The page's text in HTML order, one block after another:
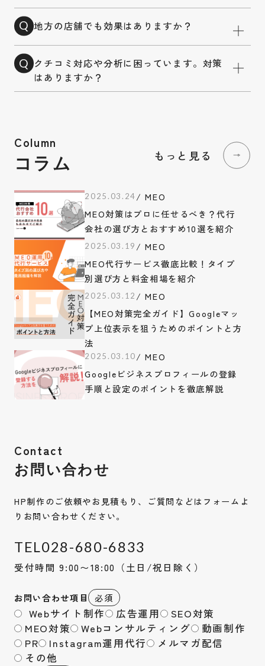
Q 地方の店舗でも効果はありますか？
Q クチコミ対応や分析に困っています。対策
はありますか？
Column
コラム もっと見る
2025.03.24/ MEO
MEO対策はプロに任せるべき？代行
会社の選び方とおすすめ10選を紹介
2025.03.19 / MEO
MEO代行サービス徹底比較！タイプ
別選び方と料金相場を紹介
2025.03.12 / MEO
【MEO対策完全ガイド】Googleマッ
プ上位表示を狙うためのポイントと方
法
2025.03.10/ MEO
Googleビジネスプロフィールの登録
手順と設定のポイントを徹底解説
Contact
お問い合わせ
HP制作のご依頼やお見積もり、ご質問などはフォームよ
りお問い合わせください。
TEL 028-680-6833
受付時間 9:00〜18:00（土日/祝日除く）
お問い合わせ項目 必須
Webサイト制作 広告運用
SEO対策
MEO対策
Webコンサルティング
動画制作
PR
Instagram運用代行
メルマガ配信
その他